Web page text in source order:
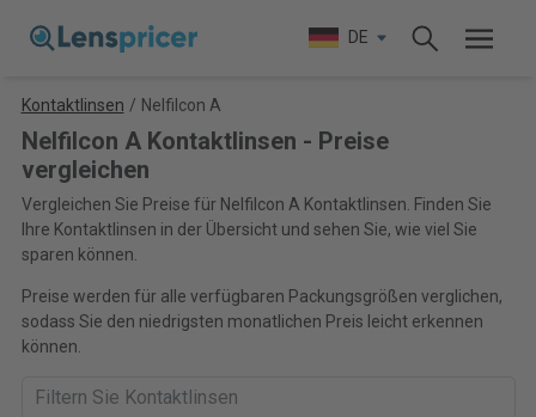
DE
Kontaktlinsen / Nelfilcon A
Nelfilcon A Kontaktlinsen - Preise
vergleichen
Vergleichen Sie Preise für Nelfilcon A Kontaktlinsen. Finden Sie
Ihre Kontaktlinsen in der Übersicht und sehen Sie, wie viel Sie
sparen können.
Preise werden für alle verfügbaren Packungsgrößen verglichen,
sodass Sie den niedrigsten monatlichen Preis leicht erkennen
können.